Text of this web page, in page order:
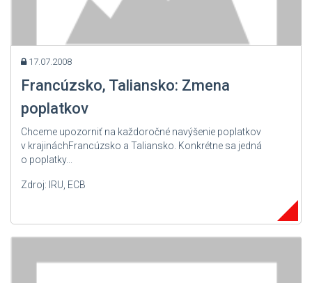
17.07.2008
Francúzsko, Taliansko: Zmena
poplatkov
Chceme upozorniť na každoročné navýšenie poplatkov
v krajináchFrancúzsko a Taliansko. Konkrétne sa jedná
o poplatky...
Zdroj: IRU, ECB